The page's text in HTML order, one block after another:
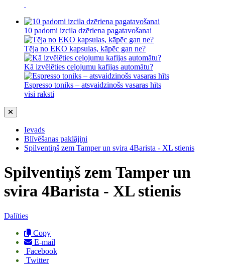
10 padomi izcila dzēriena pagatavošanai
Tēja no EKO kapsulas, kāpēc gan ne?
Kā izvēlēties ceļojumu kafijas automātu?
Espresso toniks – atsvaidzinošs vasaras hīts
visi raksti
Ievads
Blīvēšanas paklājiņi
Spilventiņš zem Tamper un svira 4Barista - XL stienis
Spilventiņš zem Tamper un
svira 4Barista - XL stienis
Dalīties
Copy
E-mail
Facebook
Twitter